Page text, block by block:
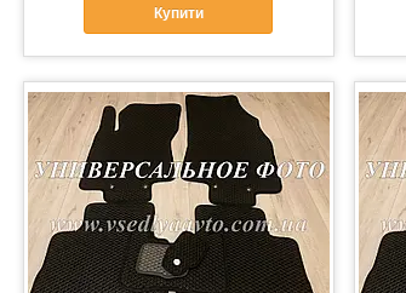
Купити